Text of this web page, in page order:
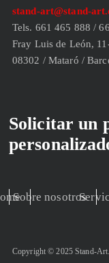
stand-art@stand-
Tels. 661 465 888 /
Fray Luis de León,
08302 / Mataró /
Solicitar un
Sobre nosotros
Copyright © 2025 Stand-Art.